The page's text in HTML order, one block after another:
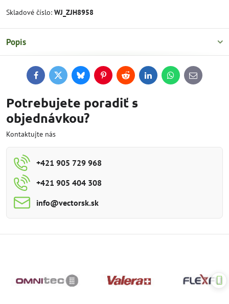
Skladové číslo: WJ_ZJH8958
Popis
FacebookTwitterBlueskyPinterestReddit LinkedInWhatsApp
E-
mail
Potrebujete poradiť s
objednávkou?
Kontaktujte nás
+421 905 729 968
+421 905 404 308
info​@vectorsk​.sk